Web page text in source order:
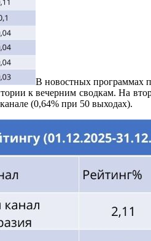
В новостных программах
к вечерним сводкам. На
(0,64% при 50 выходах).